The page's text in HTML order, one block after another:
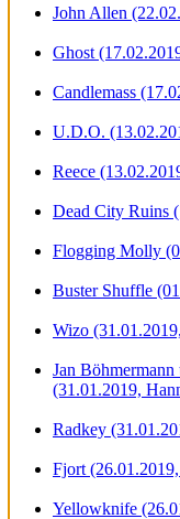
John Allen
Ghost
Candlemass
U.D.O.
Reece
Dead City Ruins
Flogging Molly
Buster Shuffle
Wizo
Jan
(31.01.2019,
Radkey
Fjort
Yellowknife